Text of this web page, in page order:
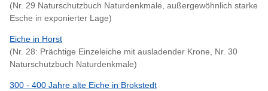
(Nr. 29 Naturschutzbuch Naturdenkmale, außergewöhnlich starke
Esche in exponierter Lage)
Eiche in Horst
(Nr. 28: Prächtige Einzeleiche mit ausladender Krone, Nr. 30
Naturschutzbuch Naturdenkmale)
300 - 400 Jahre alte Eiche in Brokstedt